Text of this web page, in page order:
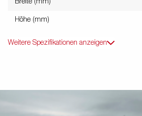
Breite (mm)
Höhe (mm)
Weitere Spezifikationen anzeigen